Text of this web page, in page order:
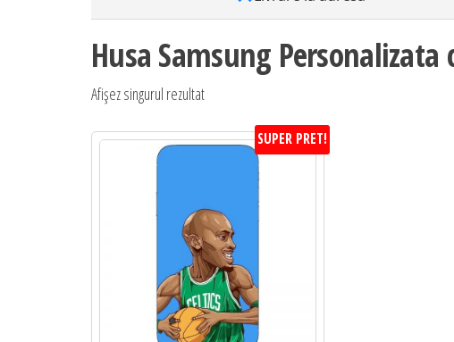
Husa Samsung Personalizata
Afișez singurul rezultat
SUPER PRET!